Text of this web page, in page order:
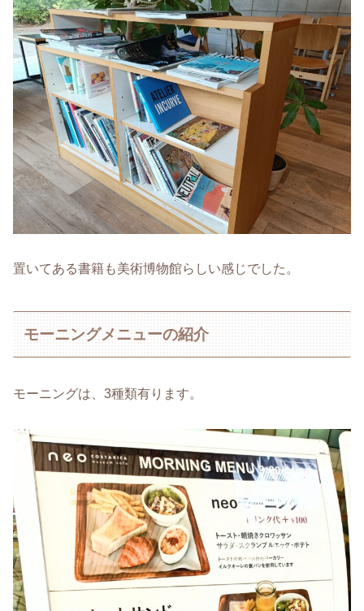
置いてある書籍も美術博物館らしい感じでした。
モーニングメニューの紹介
モーニングは、3種類有ります。